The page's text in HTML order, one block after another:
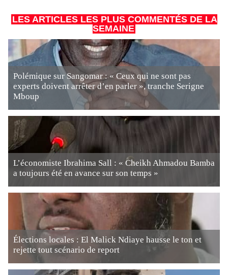
LES ARTICLES LES PLUS COMMENTÉS DE LA
SEMAINE
Polémique sur Sangomar : « Ceux qui ne sont pas
experts doivent arrêter d’en parler », tranche Serigne
Mboup
L’économiste Ibrahima Sall : « Cheikh Ahmadou Bamba
a toujours été en avance sur son temps »
Élections locales : El Malick Ndiaye hausse le ton et
rejette tout scénario de report